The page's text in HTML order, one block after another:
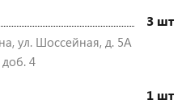
3 шт
ул. Шоссейная, д. 5А
4
1 шт